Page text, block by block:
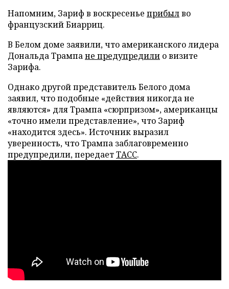
Напомним, Зариф в воскресенье прибылво
французский Биарриц.
В Белом доме заявили, что американского лидера
Дональда Трампане предупредили о визите
Зарифа.
Однако другой представитель Белого дома
заявил, что подобные «действия никогда не
являются» для Трампа «сюрпризом», американцы
«точно имели представление», что Зариф
«находится здесь». Источник выразил
уверенность, что Трампа заблаговременно
предупредили, передаетТАСС.